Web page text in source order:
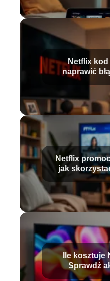
Netflix kod
naprawić
Netflix
jak
Ile kosztuje
Sprawdź